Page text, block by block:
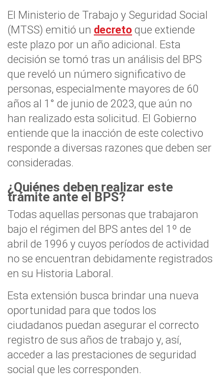
El Ministerio de Trabajo y Seguridad Social
(MTSS) emitió un decreto que extiende
este plazo por un año adicional. Esta
decisión se tomó tras un análisis del BPS
que reveló un número significativo de
personas, especialmente mayores de 60
años al 1° de junio de 2023, que aún no
han realizado esta solicitud. El Gobierno
entiende que la inacción de este colectivo
responde a diversas razones que deben ser
consideradas.
¿Quiénes deben realizar este
trámite ante el BPS?
Todas aquellas personas que trabajaron
bajo el régimen del BPS antes del 1º de
abril de 1996 y cuyos períodos de actividad
no se encuentran debidamente registrados
en su Historia Laboral.
Esta extensión busca brindar una nueva
oportunidad para que todos los
ciudadanos puedan asegurar el correcto
registro de sus años de trabajo y, así,
acceder a las prestaciones de seguridad
social que les corresponden.